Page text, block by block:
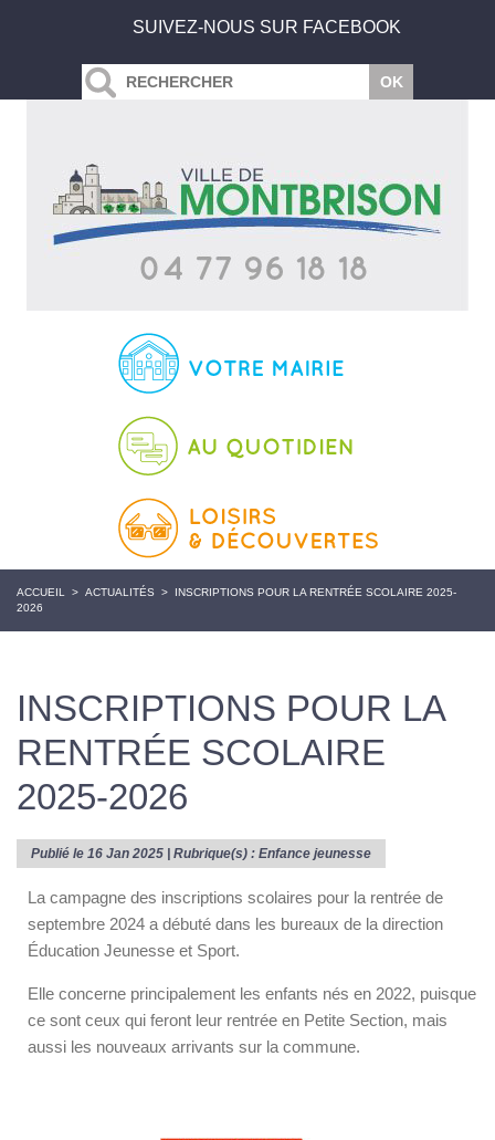
SUIVEZ-NOUS SUR FACEBOOK
ACCUEIL > ACTUALITÉS >
INSCRIPTIONS POUR LA RENTRÉE SCOLAIRE 2025-
2026
INSCRIPTIONS POUR LA
RENTRÉE SCOLAIRE
2025-2026
Publié le 16 Jan 2025 | Rubrique(s) : Enfance jeunesse
La campagne des inscriptions scolaires pour la rentrée de
septembre 2024 a débuté dans les bureaux de la direction
Éducation Jeunesse et Sport.
Elle concerne principalement les enfants nés en 2022, puisque
ce sont ceux qui feront leur rentrée en Petite Section, mais
aussi les nouveaux arrivants sur la commune.